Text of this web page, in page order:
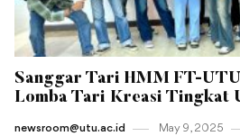
Sanggar Tari HMM FT-UTU
Lomba Tari Kreasi Tingkat
newsroom@utu.ac.id May 9 , 2025